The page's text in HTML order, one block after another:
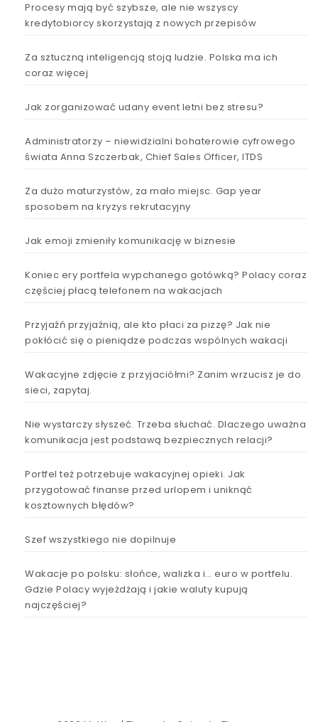
Procesy mają być szybsze, ale nie wszyscy
kredytobiorcy skorzystają z nowych przepisów
Za sztuczną inteligencją stoją ludzie. Polska ma ich
coraz więcej
Jak zorganizować udany event letni bez stresu?
Administratorzy – niewidzialni bohaterowie cyfrowego
świata Anna Szczerbak, Chief Sales Officer, ITDS
Za dużo maturzystów, za mało miejsc. Gap year
sposobem na kryzys rekrutacyjny
Jak emoji zmieniły komunikację w biznesie
Koniec ery portfela wypchanego gotówką? Polacy coraz
częściej płacą telefonem na wakacjach
Przyjaźń przyjaźnią, ale kto płaci za pizzę? Jak nie
pokłócić się o pieniądze podczas wspólnych wakacji
Wakacyjne zdjęcie z przyjaciółmi? Zanim wrzucisz je do
sieci, zapytaj.
Nie wystarczy słyszeć. Trzeba słuchać. Dlaczego uważna
komunikacja jest podstawą bezpiecznych relacji?
Portfel też potrzebuje wakacyjnej opieki. Jak
przygotować finanse przed urlopem i uniknąć
kosztownych błędów?
Szef wszystkiego nie dopilnuje
Wakacje po polsku: słońce, walizka i… euro w portfelu.
Gdzie Polacy wyjeżdżają i jakie waluty kupują
najczęściej?